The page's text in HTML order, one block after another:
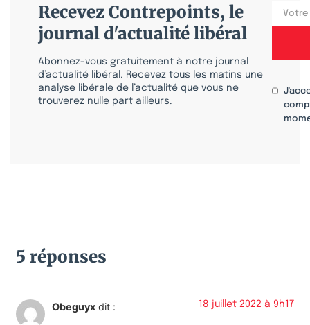
Recevez Contrepoints, le
journal d'actualité libéral
Abonnez-vous gratuitement à notre journal
d’actualité libéral. Recevez tous les matins une
analyse libérale de l’actualité que vous ne
trouverez nulle part ailleurs.
5 réponses
Obeguyx dit : 18 juillet 2022 à 9h17